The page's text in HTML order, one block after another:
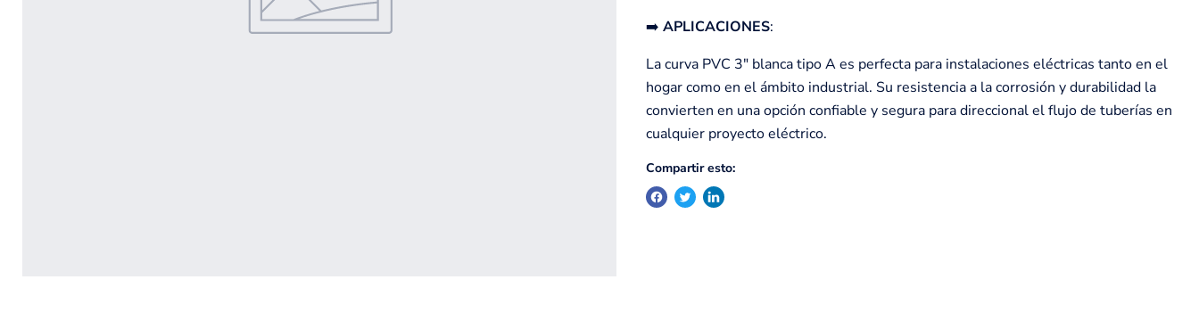
➡️ APLICACIONES:
La curva PVC 3" blanca tipo A es perfecta para instalaciones eléctricas tanto en el
hogar como en el ámbito industrial. Su resistencia a la corrosión y durabilidad la
convierten en una opción confiable y segura para direccional el flujo de tuberías en
cualquier proyecto eléctrico.
Compartir esto: